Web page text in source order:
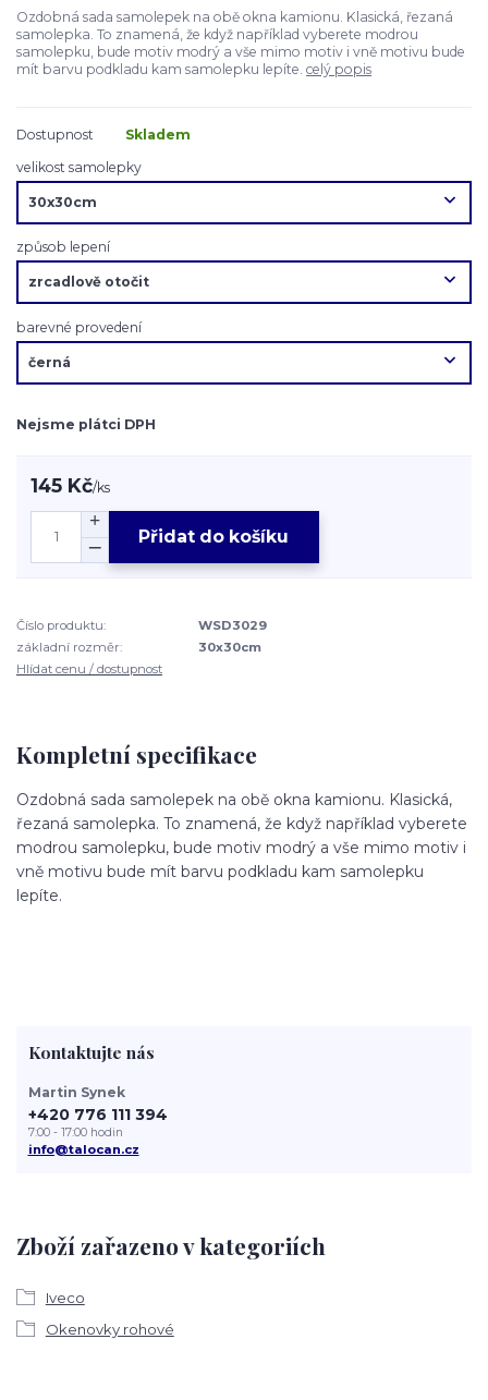
Ozdobná sada samolepek na obě okna kamionu. Klasická, řezaná
samolepka. To znamená, že když například vyberete modrou
samolepku, bude motiv modrý a vše mimo motiv i vně motivu bude
mít barvu podkladu kam samolepku lepíte. celý popis
Dostupnost
Skladem
velikost samolepky
způsob lepení
barevné provedení
Nejsme plátci DPH
145 Kč/ks
Přidat do košíku
Číslo produktu:
WSD3029
základní rozměr:
30x30cm
Hlídat cenu / dostupnost
Kompletní specifikace
Ozdobná sada samolepek na obě okna kamionu. Klasická,
řezaná samolepka. To znamená, že když například vyberete
modrou samolepku, bude motiv modrý a vše mimo motiv i
vně motivu bude mít barvu podkladu kam samolepku
lepíte.
Zboží zařazeno v kategoriích
Iveco
Okenovky rohové
Kontaktujte nás
Martin Synek
+420 776 111 394
7:00 - 17:00 hodin
info@talocan.cz